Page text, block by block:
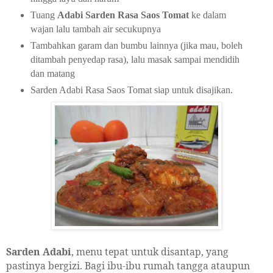
Tuang Adabi Sarden Rasa Saos Tomatke dalam
wajan lalu tambah air secukupnya
Tambahkan garam dan bumbu lainnya (jika mau, boleh
ditambah penyedap rasa), lalu masak sampai mendidih
dan matang
Sarden Adabi Rasa Saos Tomat siap untuk disajikan.
Sarden Adabi, menu tepat untuk disantap, yang
pastinya bergizi. Bagi ibu-ibu rumah tangga ataupun